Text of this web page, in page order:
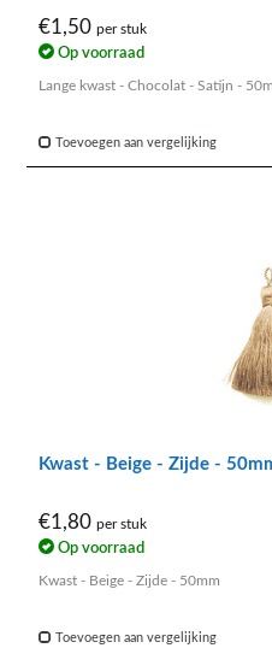
€1,50 per stuk
Op voorraad
Lange kwast - Chocolat - Satijn -
Toevoegen aan vergelijking
Kwast - Beige - Zijde -
€1,80 per stuk
Op voorraad
Kwast - Beige - Zijde - 50mm
Toevoegen aan vergelijking